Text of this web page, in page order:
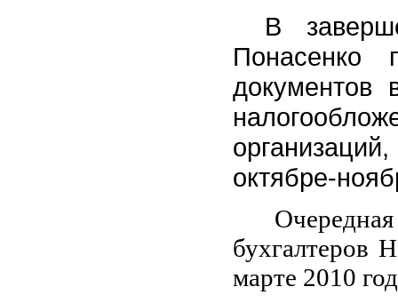
В
Понасенко
документов
октябре-
бухгалтеров
марте 2010